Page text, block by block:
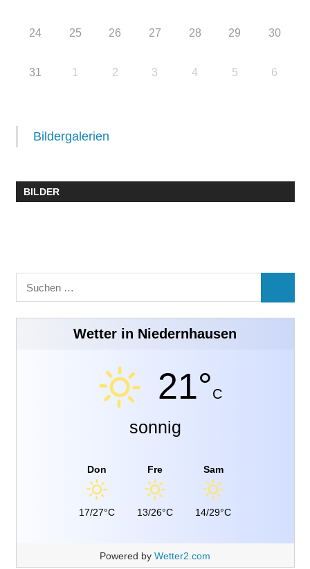
24 25 26 27 28 29 30
31 1 2 3 4 5 6
Bildergalerien
BILDER
Suchen
nach:
Wetter in Niedernhausen
21°C
sonnig
Don
17/27°C
Fre
13/26°C
Sam
14/29°C
Powered by Wetter2.com